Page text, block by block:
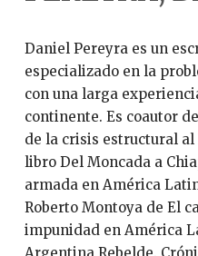
Daniel Pereyra es un
especializado en la
con una larga
continente. Es coautor
de la crisis estructural al
libro Del Moncada a
armada en América
Roberto Montoya de El
impunidad en América
Argentina Rebelde.